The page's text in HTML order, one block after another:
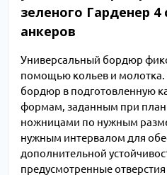
зеленого Гарденер 4
анкеров
Универсальный бордюр
помощью кольев и молотка.
бордюр в подготовленную
формам, заданным при
ножницами по нужным
нужным интервалом для
дополнительной
предусмотренные